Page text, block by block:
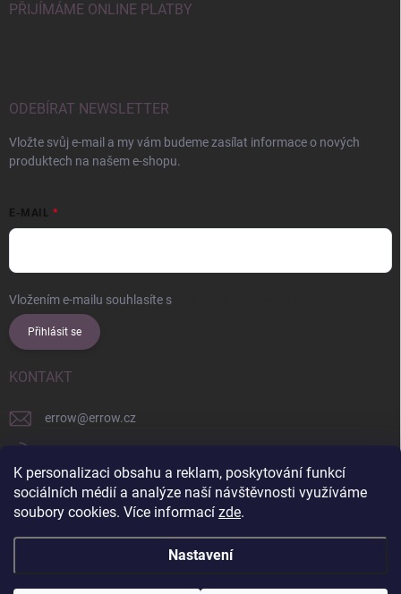
K personalizaci obsahu a reklam, poskytování funkcí
sociálních médií a analýze naší návštěvnosti využíváme
soubory cookies. Více informací zde.
Nastavení
PŘIJÍMÁME ONLINE PLATBY
ODEBÍRAT NEWSLETTER
Vložte svůj e-mail a my vám budeme zasílat informace o nových
produktech na našem e-shopu.
E-MAIL
Vložením e-mailu souhlasíte s
Přihlásit se
KONTAKT
errow@errow.cz
explore/locations/957228892/